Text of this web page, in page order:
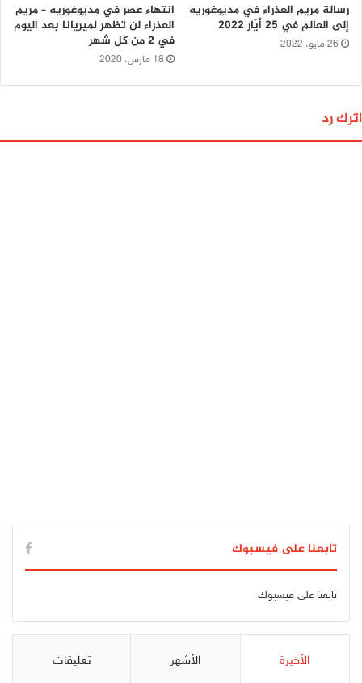
رسالة مريم العذراء في مديوغوريه
إلى العالم في 25 أيّار 2022
26 مايو، 2022
انتهاء عصر في مديوغوريه – مريم
العذراء لن تظهر لميريانا بعد اليوم
في 2 من كل شهر
18 مارس، 2020
اترك رد
تابعنا على فيسبوك
تابعنا على فيسبوك
الأخيرة الأشهر تعليقات